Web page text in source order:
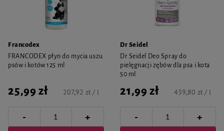
Francodex
FRANCODEX płyn do mycia uszu
psów i kotów 125 ml
25,99 zł 207,92 zł / l
- +
Dr Seidel
Dr Seidel Deo Spray do
pielęgnacji zębów dla psa i kota
50 ml
21,99 zł 439,80 zł / l
- +